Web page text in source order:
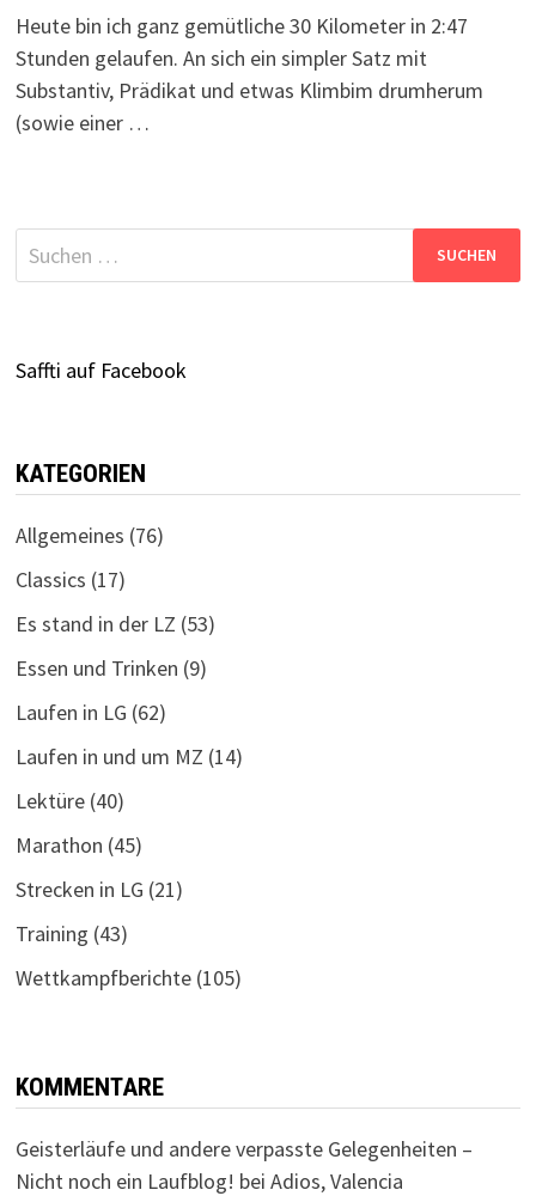
Heute bin ich ganz gemütliche 30 Kilometer in 2:47
Stunden gelaufen. An sich ein simpler Satz mit
Substantiv, Prädikat und etwas Klimbim drumherum
(sowie einer …
Suchen
nach:
Saffti auf Facebook
KATEGORIEN
Allgemeines (76)
Classics (17)
Es stand in der LZ (53)
Essen und Trinken (9)
Laufen in LG (62)
Laufen in und um MZ (14)
Lektüre(40)
Marathon (45)
Strecken in LG (21)
Training (43)
Wettkampfberichte(105)
KOMMENTARE
Geisterläufe und andere verpasste Gelegenheiten –
Nicht noch ein Laufblog! bei Adios, Valencia